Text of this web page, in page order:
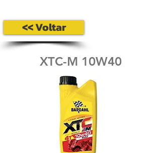
<< Voltar
XTC-M 10W40